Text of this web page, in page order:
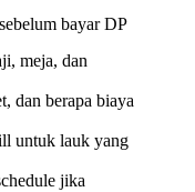
bayar DP
meja, dan
dan berapa biaya
untuk lauk yang
jika